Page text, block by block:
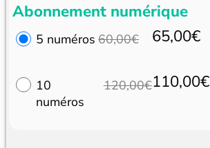
Abonnement numérique
5 numéros 60,00€ 65,00€
10
numéros
120,00€110,00€